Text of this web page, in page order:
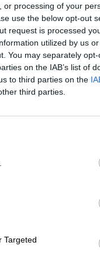
or processing of your
use the below opt-out
request is processed
utilized by us
You may separately
on the IAB’s list of
to third parties on the
third parties.
Targeted
de
y familiar
la
legitimidad de